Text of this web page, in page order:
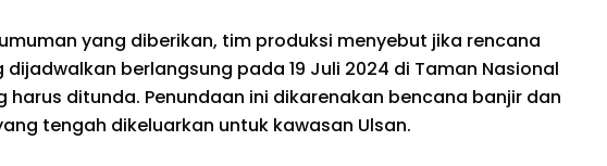
yang diberikan, tim produksi menyebut jika rencana
dijadwalkan berlangsung pada 19 Juli 2024 di Taman Nasional
harus ditunda. Penundaan ini dikarenakan bencana banjir dan
tengah dikeluarkan untuk kawasan Ulsan.